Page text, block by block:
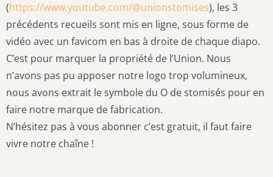
(https://www.youtube.com/@unionstomises), les 3
précédents recueils sont mis en ligne, sous forme de
vidéo avec un favicom en bas à droite de chaque diapo.
C’est pour marquer la propriété de l’Union. Nous
n’avons pas pu apposer notre logo trop volumineux,
nous avons extrait le symbole du O de stomisés pour en
faire notre marque de fabrication.
N’hésitez pas à vous abonner c’est gratuit, il faut faire
vivre notre chaîne !